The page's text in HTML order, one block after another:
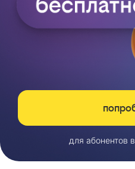
для абонентов